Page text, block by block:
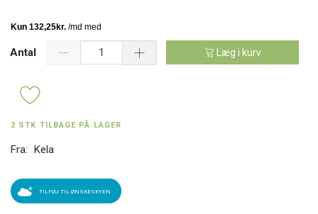
Antal Læg i kurv
2 STK TILBAGE PÅ LAGER
Fra: Kela
TILFØJ TIL ØNSKESKYEN